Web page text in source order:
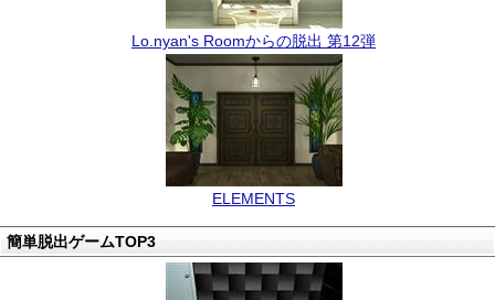
Lo.nyan's Roomからの脱出 第12弾
ELEMENTS
簡単脱出ゲームTOP3